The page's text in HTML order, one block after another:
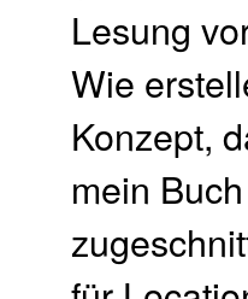
Lesung
Wie
Konzept,
mein Buch